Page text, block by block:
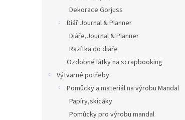
Dekorace Gorjuss
Diář Journal & Planner
Diáře,Journal & Planner
Razítka do diáře
Ozdobné látky na scrapbooking
Výtvarné potřeby
Pomůcky a materiál na výrobu Mandal
Papíry,skicáky
Pomůcky pro výrobu mandal